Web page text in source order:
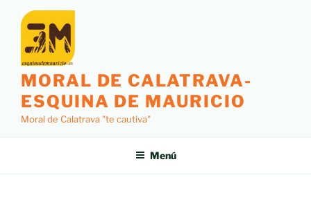
MORAL DE CALATRAVA-
ESQUINA DE MAURICIO
Moral de Calatrava "te cautiva"
Menú